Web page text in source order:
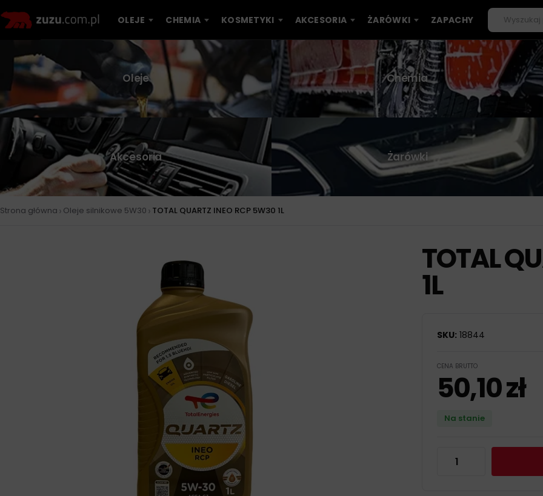
OLEJE CHEMIA KOSMETYKI AKCESORIA ŻARÓWKI ZAPACHY
Oleje Chemia
Akcesoria Żarówki
Strona główna › Oleje silnikowe 5W30 › TOTAL QUARTZ INEO RCP 5W30 1L
TOTAL
1L
SKU: 18844
CENA BRUTTO
50,10zł
Na stanie